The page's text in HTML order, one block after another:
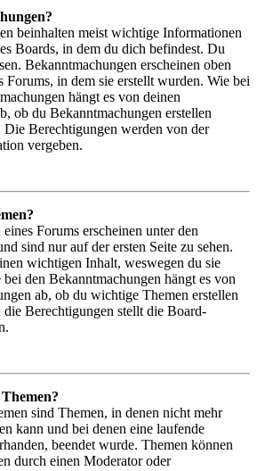
beinhalten meist wichtige Informationen
Boards, in dem du dich befindest. Du
Bekanntmachungen erscheinen oben
Forums, in dem sie erstellt wurden. Wie bei
hängt es von deinen
ob du Bekanntmachungen erstellen
Die Berechtigungen werden von der
vergeben.
Forums erscheinen unter den
sind nur auf der ersten Seite zu sehen.
wichtigen Inhalt, weswegen du sie
bei den Bekanntmachungen hängt es von
ab, ob du wichtige Themen erstellen
die Berechtigungen stellt die Board-
Themen?
sind Themen, in denen nicht mehr
kann und bei denen eine laufende
beendet wurde. Themen können
durch einen Moderator oder